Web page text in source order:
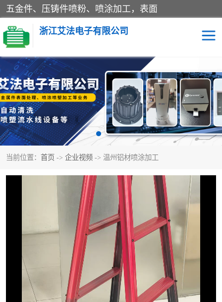
五金件、压铸件喷粉、喷涂加工，表面
浙江艾法电子有限公司
当前位置： 首页 -> 企业视频 -> 温州铝材喷涂加工
五金加工